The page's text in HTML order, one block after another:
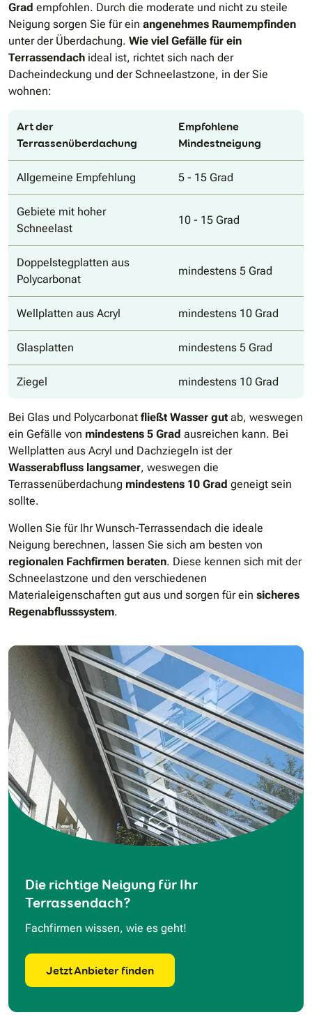
Grad empfohlen. Durch die moderate und nicht zu steile
Neigung sorgen Sie für ein angenehmes Raumempfinden
unter der Überdachung. Wie viel Gefälle für ein
Terrassendach ideal ist, richtet sich nach der
Dacheindeckung und der Schneelastzone, in der Sie
wohnen:
Art der
Terrassenüberdachung
Empfohlene
Mindestneigung
Allgemeine Empfehlung 5 - 15 Grad
Gebiete mit hoher
Schneelast
10 - 15 Grad
Doppelstegplatten aus
Polycarbonat
mindestens 5 Grad
Wellplatten aus Acryl mindestens 10 Grad
Glasplatten mindestens 5 Grad
Ziegel mindestens 10 Grad
Bei Glas und Polycarbonat fließt Wasser gut ab, weswegen
ein Gefälle von mindestens 5 Grad ausreichen kann. Bei
Wellplatten aus Acryl und Dachziegeln ist der
Wasserabfluss langsamer, weswegen die
Terrassenüberdachung mindestens 10 Grad geneigt sein
sollte.
Wollen Sie für Ihr Wunsch-Terrassendach die ideale
Neigung berechnen, lassen Sie sich am besten von
regionalen Fachfirmen beraten. Diese kennen sich mit der
Schneelastzone und den verschiedenen
Materialeigenschaften gut aus und sorgen für ein sicheres
Regenabflusssystem.
Die richtige Neigung für Ihr
Terrassendach?
Fachfirmen wissen, wie es geht!
Jetzt Anbieter finden